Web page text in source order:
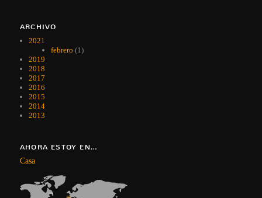
ARCHIVO
2021
febrero (1)
2019
2018
2017
2016
2015
2014
2013
AHORA ESTOY EN…
Casa